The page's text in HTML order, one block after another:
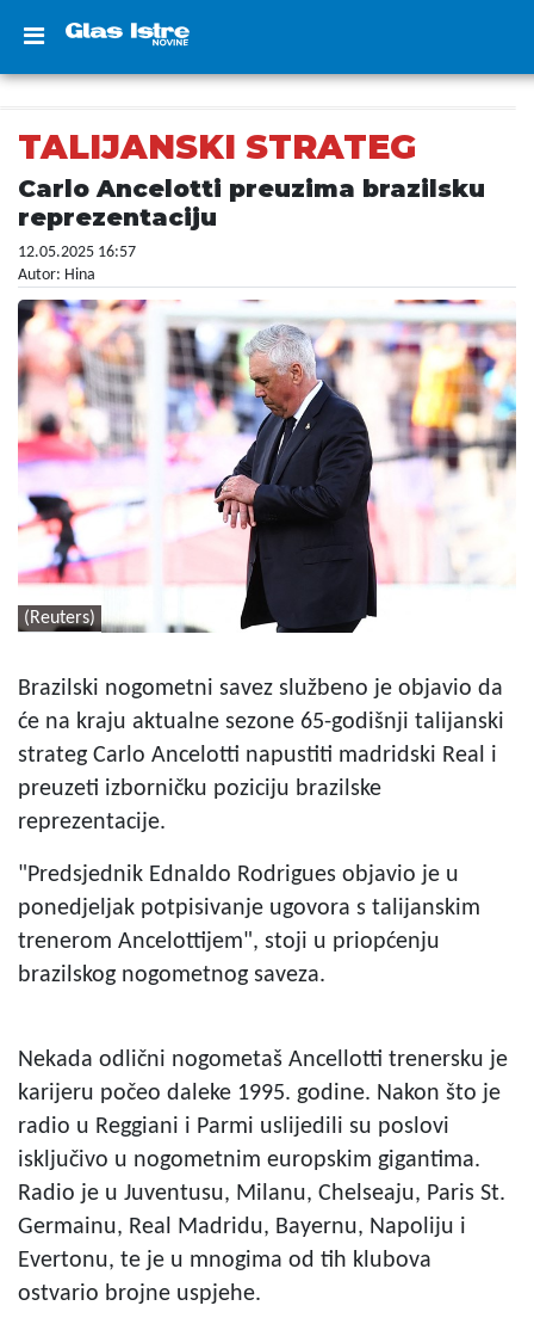
TALIJANSKI STRATEG
Carlo Ancelotti preuzima brazilsku
reprezentaciju
12.05.2025 16:57
Autor: Hina
(Reuters)
Brazilski nogometni savez službeno je objavio da
će na kraju aktualne sezone 65-godišnji talijanski
strateg Carlo Ancelotti napustiti madridski Real i
preuzeti izborničku poziciju brazilske
reprezentacije.
"Predsjednik Ednaldo Rodrigues objavio je u
ponedjeljak potpisivanje ugovora s talijanskim
trenerom Ancelottijem", stoji u priopćenju
brazilskog nogometnog saveza.
Nekada odlični nogometaš Ancellotti trenersku je
karijeru počeo daleke 1995. godine. Nakon što je
radio u Reggiani i Parmi uslijedili su poslovi
isključivo u nogometnim europskim gigantima.
Radio je u Juventusu, Milanu, Chelseaju, Paris St.
Germainu, Real Madridu, Bayernu, Napoliju i
Evertonu, te je u mnogima od tih klubova
ostvario brojne uspjehe.